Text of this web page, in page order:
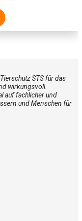
STS für das
wirkungsvoll.
auf fachlicher und
und Menschen für